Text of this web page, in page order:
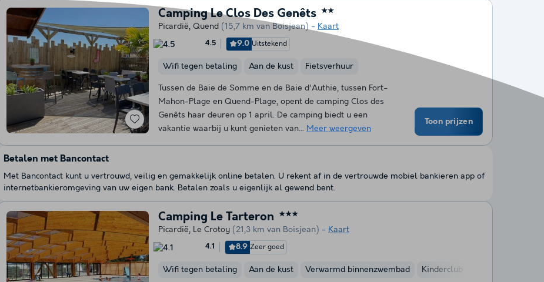
Camping Le Clos Des Genêts ★★
Picardië, Quend (15,7 km van Boisjean) Kaart
4.5 9.0 Uitstekend
Wifi tegen betaling Aan de kust Fietsverhuur
Tussen de Baie de Somme en de Baie d'Authie, tussen Fort-
Mahon-Plage en Quend-Plage, opent de camping Clos des
Genêts haar deuren op 1 april. De camping biedt u een
vakantie waarbij u kunt genieten van... Meer weergeven
Toon prijzen
Camping Le Tarteron ★★★
Picardië, Le Crotoy (21,3 km van Boisjean) Kaart
4.1 8.9 Zeer goed
Wifi tegen betaling Aan de kust Verwarmd binnenzwembad Kinderclub
Betalen met Bancontact
Met Bancontact kunt u vertrouwd, veilig en gemakkelijk online betalen. U rekent af in de vertrouwde mobiel bankieren app of
internetbankieromgeving van uw eigen bank. Betalen zoals u eigenlijk al gewend bent.